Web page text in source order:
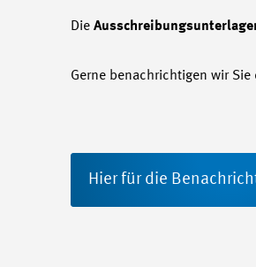
Die
Gerne benachrichtigen wir
Hier für die